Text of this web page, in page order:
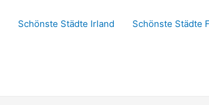
Schönste Städte Irland Schönste Städte